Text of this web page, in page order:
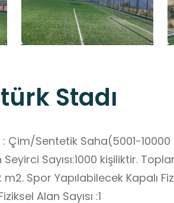
Stadı
: Çim/Sentetik Saha(5001-
Sayısı:1000 kişiliktir.
Fiziksel Alan Sayısı :1